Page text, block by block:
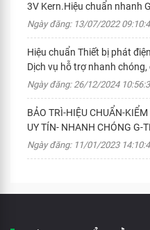
3V Kern.Hiệu chuẩn nhanh
Ngày đăng: 13/07/2022
Hiệu chuẩn Thiết bị phát
Dịch vụ hỗ trợ nhanh
Ngày đăng: 26/12/2024
BẢO TRÌ-HIỆU CHUẨN-
UY TÍN- NHANH CHÓNG G-
Ngày đăng: 11/01/2023